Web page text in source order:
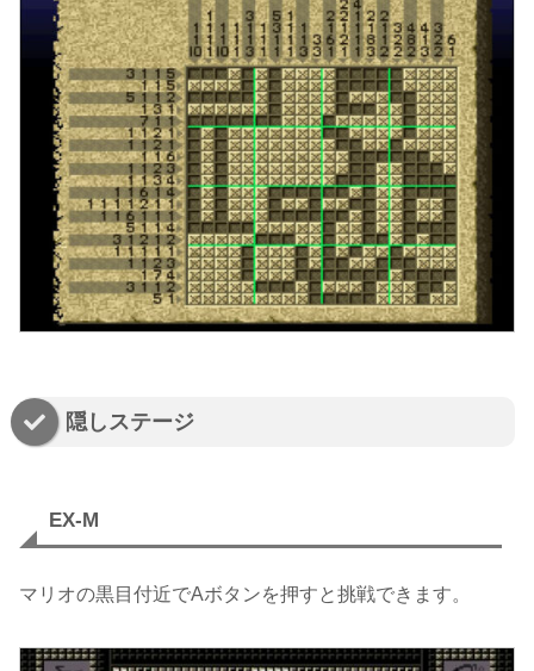
隠しステージ
EX-M
マリオの黒目付近でAボタンを押すと挑戦できます。